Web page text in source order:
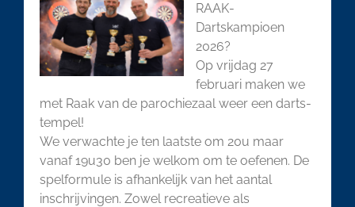
RAAK-
Dartskampioen
2026?
Op vrijdag 27
februari maken we
met Raak van de parochiezaal weer een darts-
tempel!
We verwachte je ten laatste om 20u maar
vanaf 19u30 ben je welkom om te oefenen. De
spelformule is afhankelijk van het aantal
inschrijvingen. Zowel recreatieve als